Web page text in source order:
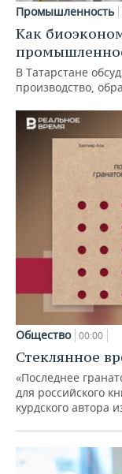
Промышленность
Как
В Татарстане
производство,
Общество 00:00
Стеклянное
«Последнее
для российского
курдского автора